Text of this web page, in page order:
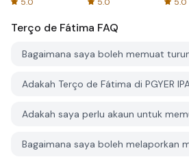
cards!
Terço de Fátima FAQ